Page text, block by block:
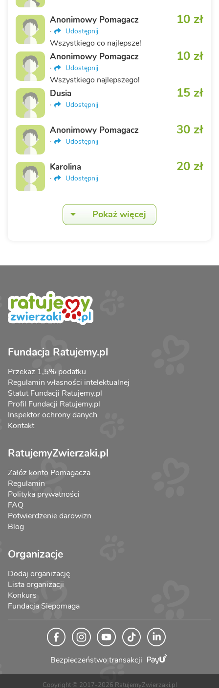
10 zł
Anonimowy Pomagacz
· Udostępnij
Wszystkiego co najlepsze!
10 zł
Anonimowy Pomagacz
· Udostępnij
Wszystkiego najlepszego!
15 zł
Dusia
· Udostępnij
30 zł
Anonimowy Pomagacz
· Udostępnij
20 zł
Karolina
· Udostępnij
Pokaż więcej
Fundacja Ratujemy.pl
Przekaż 1,5% podatku
Regulamin własności intelektualnej
Statut Fundacji Ratujemy.pl
Profil Fundacji Ratujemy.pl
Inspektor ochrony danych
Kontakt
RatujemyZwierzaki.pl
Załóż konto Pomagacza
Regulamin
Polityka prywatności
FAQ
Potwierdzenie darowizn
Blog
Organizacje
Dodaj organizację
Lista organizacji
Konkurs
Fundacja Siepomaga
Bezpieczeństwo transakcji
Copyright © 2017-2026 RatujemyZwierzaki.pl